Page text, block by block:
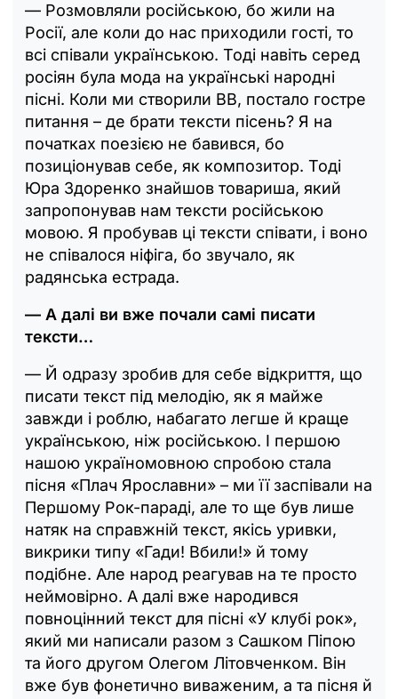
— Розмовляли російською, бо жили на
Росії, але коли до нас приходили гості, то
всі співали українською. Тоді навіть серед
росіян була мода на українські народні
пісні. Коли ми створили ВВ, постало гостре
питання – де брати тексти пісень? Я на
початках поезією не бавився, бо
позиціонував себе, як композитор. Тоді
Юра Здоренко знайшов товариша, який
запропонував нам тексти російською
мовою. Я пробував ці тексти співати, і воно
не співалося ніфіга, бо звучало, як
радянська естрада.
— А далі ви вже почали самі писати
тексти…
— Й одразу зробив для себе відкриття, що
писати текст під мелодію, як я майже
завжди і роблю, набагато легше й краще
українською, ніж російською. І першою
нашою україномовною спробою стала
пісня «Плач Ярославни» – ми її заспівали на
Першому Рок-параді, але то ще був лише
натяк на справжній текст, якісь уривки,
викрики типу «Гади! Вбили!» й тому
подібне. Але народ реагував на те просто
неймовірно. А далі вже народився
повноцінний текст для пісні «У клубі рок»,
який ми написали разом з Сашком Піпою
та його другом Олегом Літовченком. Він
вже був фонетично виваженим, а та пісня й